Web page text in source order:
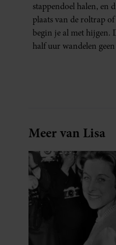
stappendoel halen, en
plaats van de roltrap
begin je al met hijgen.
half uur wandelen
Meer van Lisa